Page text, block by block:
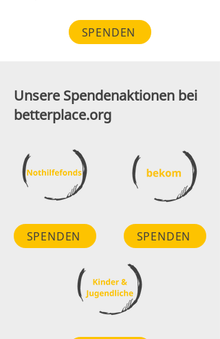
SPENDEN
Unsere Spendenaktionen bei
betterplace.org
SPENDEN SPENDEN